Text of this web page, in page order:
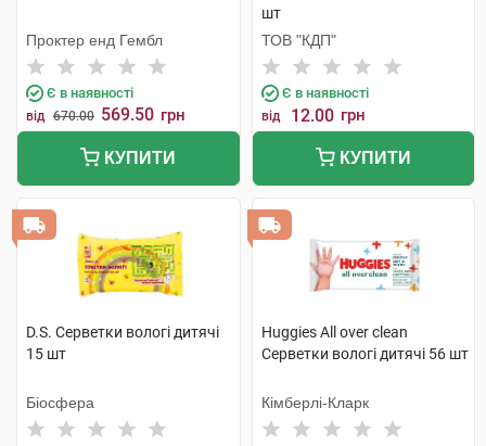
Проктер енд Гембл
Є в наявності
від 670.00 569.50 грн
КУПИТИ
шт
ТОВ "КДП"
Є в наявності
від 12.00 грн
КУПИТИ
D.S. Серветки вологі дитячі
15 шт
Біосфера
Huggies All over clean
Серветки вологі дитячі 56 шт
Кімберлі-Кларк